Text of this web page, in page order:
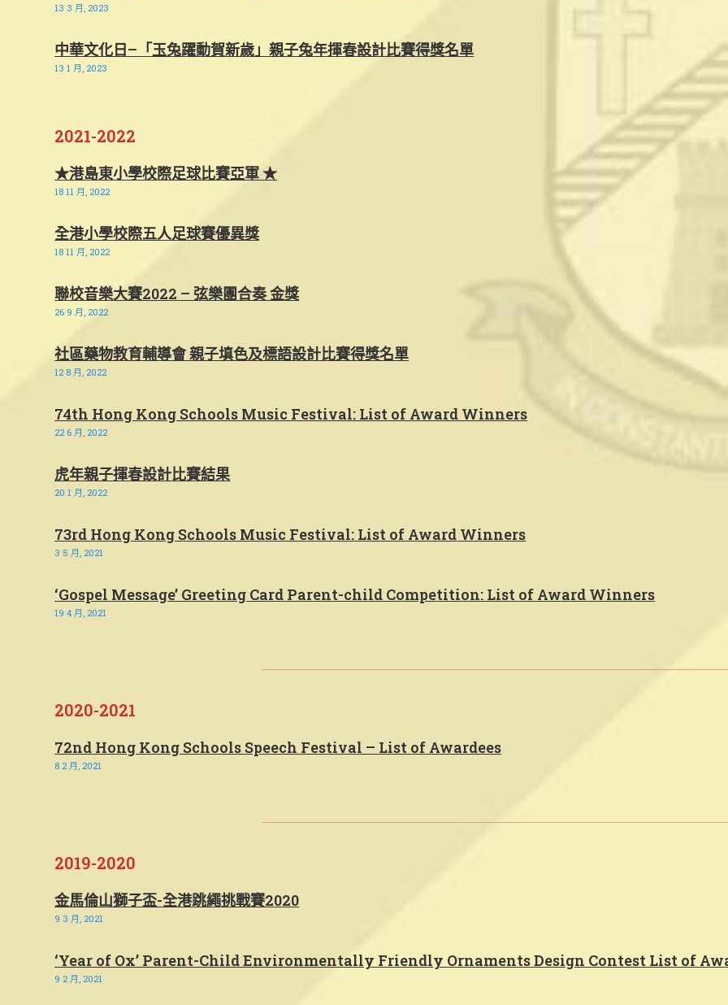
13 3 月, 2023
中華文化日–「玉兔躍動賀新歲」親子兔年揮春設計比賽得獎名單
13 1 月, 2023
2021-2022
★港島東小學校際足球比賽亞軍 ★
18 11 月, 2022
全港小學校際五人足球賽優異獎
18 11 月, 2022
聯校音樂大賽2022 – 弦樂團合奏 金獎
26 9 月, 2022
社區藥物教育輔導會 親子填色及標語設計比賽得獎名單
12 8 月, 2022
74th Hong Kong Schools Music Festival: List of Award Winners
22 6 月, 2022
虎年親子揮春設計比賽結果
20 1 月, 2022
73rd Hong Kong Schools Music Festival: List of Award Winners
3 5 月, 2021
‘Gospel Message’ Greeting Card Parent-child Competition: List of Award Winners
19 4 月, 2021
2020-2021
72nd Hong Kong Schools Speech Festival – List of Awardees
8 2 月, 2021
2019-2020
金馬倫山獅子盃-全港跳繩挑戰賽2020
9 3 月, 2021
‘Year of Ox’ Parent-Child Environmentally Friendly Ornaments Design Contest List of
9 2 月, 2021